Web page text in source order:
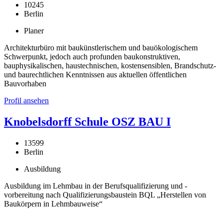
10245
Berlin
Planer
Architekturbüro mit baukünstlerischem und bauökologischem
Schwerpunkt, jedoch auch profunden baukonstruktiven,
bauphysikalischen, haustechnischen, kostensensiblen, Brandschutz-
und baurechtlichen Kenntnissen aus aktuellen öffentlichen
Bauvorhaben
Profil ansehen
Knobelsdorff Schule OSZ BAU I
13599
Berlin
Ausbildung
Ausbildung im Lehmbau in der Berufsqualifizierung und -
vorbereitung nach Qualifizierungsbaustein BQL „Herstellen von
Baukörpern in Lehmbauweise“